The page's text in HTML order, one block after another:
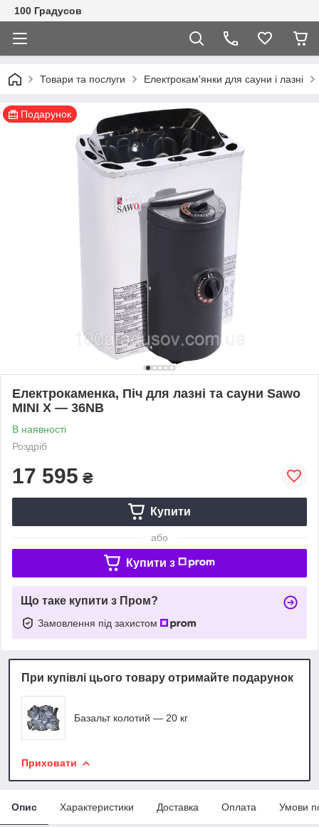
100 Градусов
Товари та послуги Електрокам'янки для сауни і лазні
Подарунок
Електрокаменка, Піч для лазні та сауни Sawo
MINI X — 36NB
В наявності
Роздріб
17 595 ₴
Купити
або
Купити з
Що таке купити з Пром?
Замовлення під захистом
При купівлі цього товару отримайте подарунок
Базальт колотий — 20 кг
Приховати
Опис Характеристики Доставка Оплата Умови